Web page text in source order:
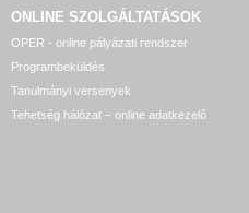
ONLINE SZOLGÁLTATÁSOK
OPER - online pályázati rendszer
Programbeküldés
Tanulmányi versenyek
Tehetség hálózat – online adatkezelő